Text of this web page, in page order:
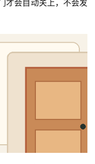
才会自动关上，不会发